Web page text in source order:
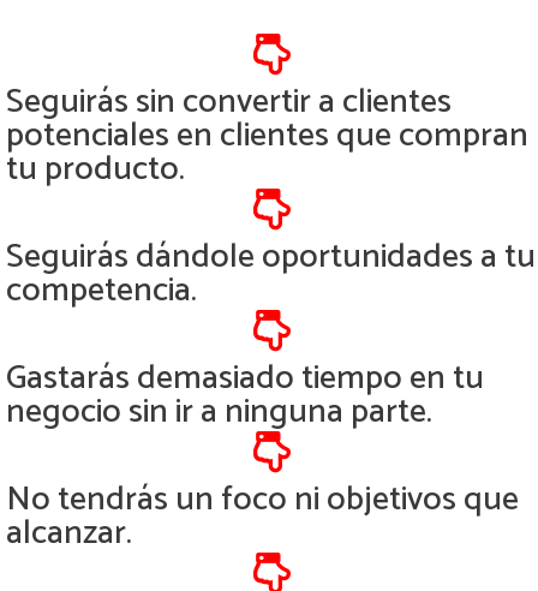
Seguirás sin convertir a clientes
potenciales en clientes que compran
tu producto.
Seguirás dándole oportunidades a tu
competencia.
Gastarás demasiado tiempo en tu
negocio sin ir a ninguna parte.
No tendrás un foco ni objetivos que
alcanzar.